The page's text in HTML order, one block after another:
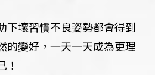
下壞習慣不良姿勢都會得到
的變好，一天一天成為更理
！